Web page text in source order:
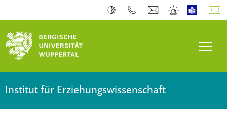
Institut für Erziehungswissenschaft